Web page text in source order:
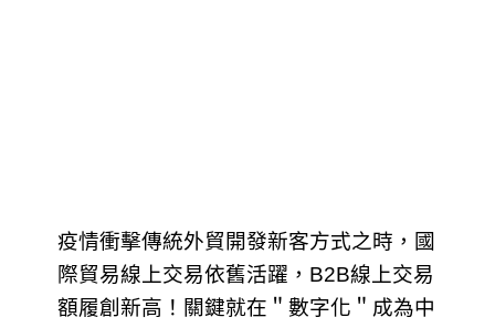
疫情衝擊傳統外貿開發新客方式之時，國
際貿易線上交易依舊活躍，B2B線上交易
額履創新高！關鍵就在＂數字化＂成為中